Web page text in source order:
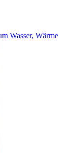
Wasser, Wärme